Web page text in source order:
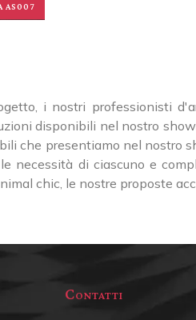
AS007
i nostri professionisti
disponibili nel nostro
che presentiamo nel
necessità di ciascuno e
chic, le nostre proposte
Contatti